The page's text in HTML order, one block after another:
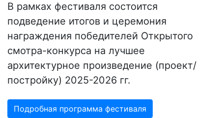
В рамках фестиваля состоится
подведение итогов и церемония
награждения победителей Открытого
смотра-конкурса на лучшее
архитектурное произведение (проект/
постройку) 2025-2026 гг.
Подробная программа фестиваля